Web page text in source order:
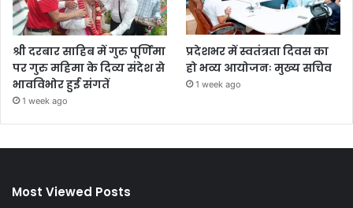
श्री दरबार साहिब में गुरु पूर्णिमा
पर गुरु महिमा के दिव्य संदेश से
भावविभोर हुई संगतें
1 week ago
प्रदेशभर में स्वतंत्रता दिवस का
हो भव्य आयोजनः मुख्य सचिव
1 week ago
Most Viewed Posts